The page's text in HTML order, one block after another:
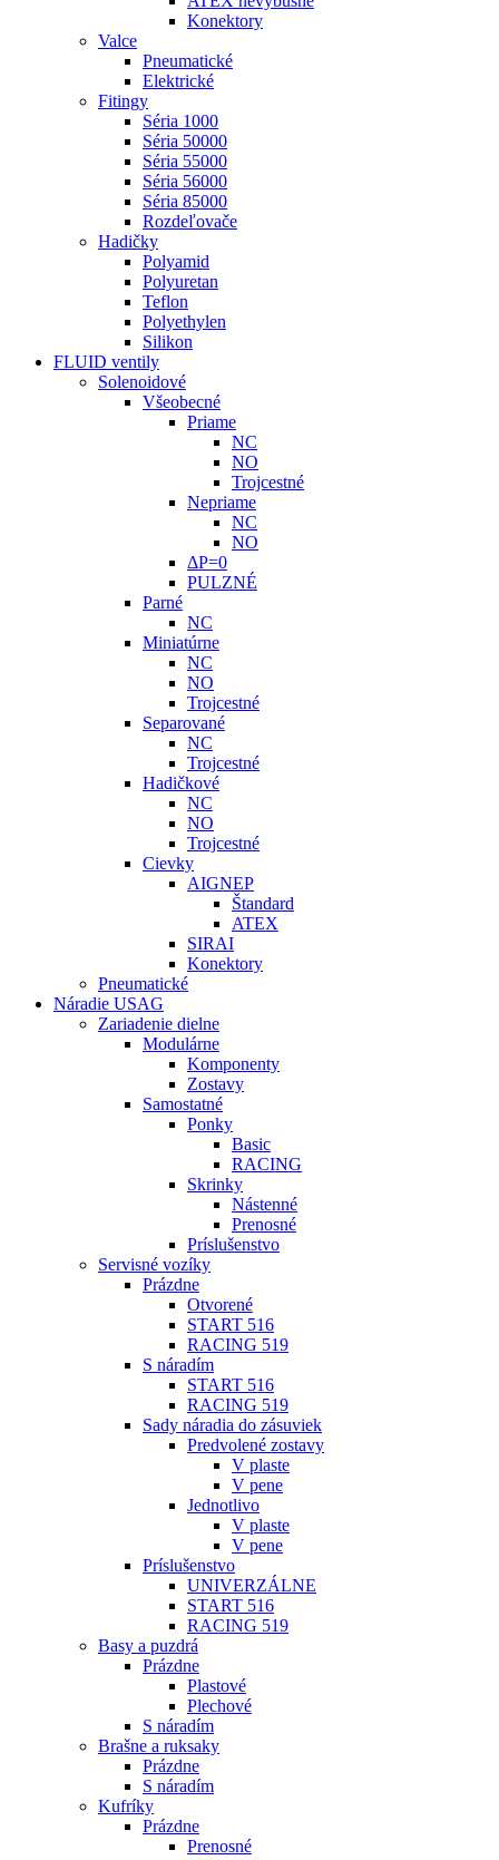
Konektory
Valce
Pneumatické
Elektrické
Fitingy
Séria 1000
Séria 50000
Séria 55000
Séria 56000
Séria 85000
Rozdeľovače
Hadičky
Polyamid
Polyuretan
Teflon
Polyethylen
Silikon
FLUID ventily
Solenoidové
Všeobecné
Priame
NC
NO
Trojcestné
Nepriame
NC
NO
ΔP=0
PULZNÉ
Parné
NC
Miniatúrne
NC
NO
Trojcestné
Separované
NC
Trojcestné
Hadičkové
NC
NO
Trojcestné
Cievky
AIGNEP
Štandard
ATEX
SIRAI
Konektory
Pneumatické
Náradie USAG
Zariadenie dielne
Modulárne
Komponenty
Zostavy
Samostatné
Ponky
Basic
RACING
Skrinky
Nástenné
Prenosné
Príslušenstvo
Servisné vozíky
Prázdne
Otvorené
START 516
RACING 519
S náradím
START 516
RACING 519
Sady náradia do zásuviek
Predvolené zostavy
V plaste
V pene
Jednotlivo
V plaste
V pene
Príslušenstvo
UNIVERZÁLNE
START 516
RACING 519
Basy a puzdrá
Prázdne
Plastové
Plechové
S náradím
Brašne a ruksaky
Prázdne
S náradím
Kufríky
Prázdne
Prenosné